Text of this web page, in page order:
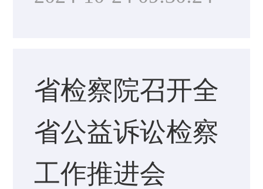
省检察院召开全
省公益诉讼检察
工作推进会